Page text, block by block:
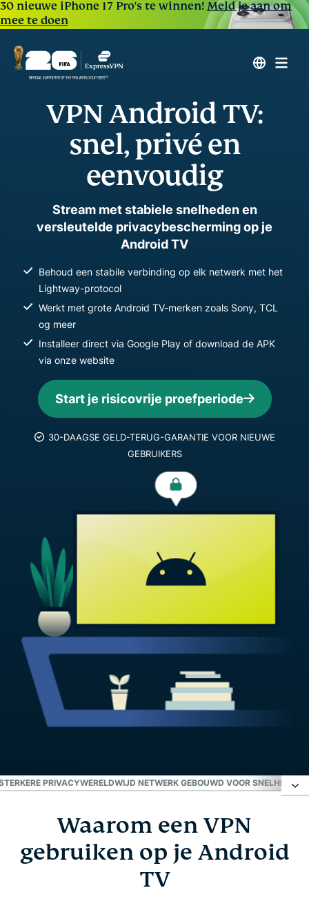
30 nieuwe iPhone 17 Pro's te winnen!Meld je aan om
mee te doen
VPN Android TV:
snel, privé en
eenvoudig
Stream met stabiele snelheden en
versleutelde privacybescherming op je
Android TV
Behoud een stabile verbinding op elk netwerk met het
Lightway-protocol
Werkt met grote Android TV-merken zoals Sony, TCL
og meer
Installeer direct via Google Play of download de APK
via onze website
Start je risicovrije proefperiode
30-DAAGSE GELD-TERUG-GARANTIE VOOR NIEUWE
GEBRUIKERS
PRIVACYWERELDWIJD NETWERK GEBOUWD VOOR SNELHEID
Waarom een VPN gebruiken op je Android TV
ExpressVPN instellen op Android TV in drie
Waarom een VPN
gebruiken op je Android
TV